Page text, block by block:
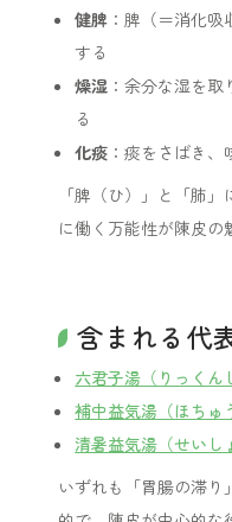
健脾 ：脾（＝消化
する
燥湿 ：余分な湿を
る
化痰 ：痰をさばき
「脾（ひ）」と「肺
に働く万能性が陳皮の
含まれる代
六君子湯（りっくん
補中益気湯（ほちゅ
清暑益気湯（せいし
いずれも「胃腸の滞り